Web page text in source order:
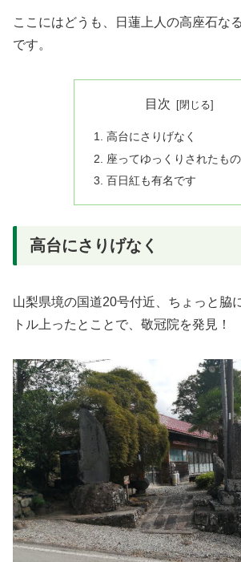
ここにはどうも、日蓮上人の高座石な
です。
目次
高台にさりげなく
座ってゆっくりされたも
百日紅も有名です
高台にさりげなく
山梨県境の国道20号付近、ちょっと脇
トル上ったとことで、敬冠院を発見！